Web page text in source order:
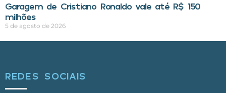
Garagem de Cristiano Ronaldo vale até R$ 150
milhões
5 de agosto de 2026
REDES SOCIAIS